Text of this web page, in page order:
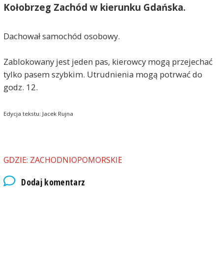
Kołobrzeg Zachód w kierunku Gdańska.
Dachował samochód osobowy.
Zablokowany jest jeden pas, kierowcy mogą przejechać
tylko pasem szybkim. Utrudnienia mogą potrwać do
godz. 12.
Edycja tekstu: Jacek Rujna
GDZIE: ZACHODNIOPOMORSKIE
Dodaj komentarz